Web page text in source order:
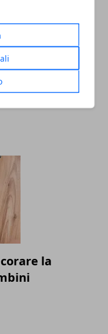
Nozze con
la